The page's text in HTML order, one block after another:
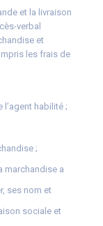
et la livraison
verbal
et
les frais de
habilité ;
;
marchandise a
ses nom et
sociale et